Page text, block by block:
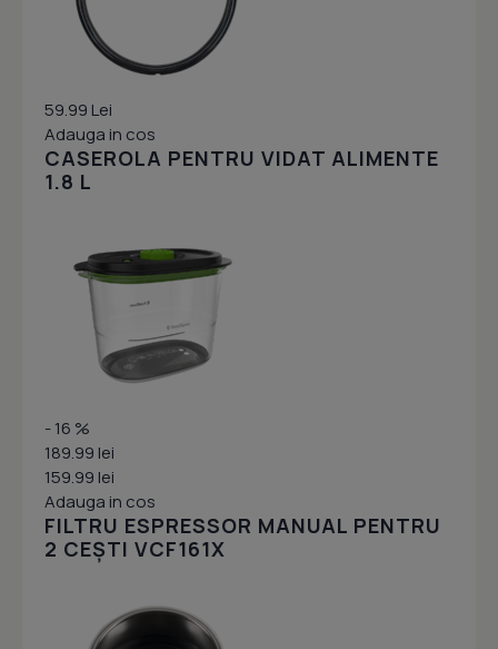
59.99 Lei
Adauga in cos
CASEROLA PENTRU VIDAT ALIMENTE
1.8 L
- 16 %
189.99 lei
159.99 lei
Adauga in cos
FILTRU ESPRESSOR MANUAL PENTRU
2 CEȘTI VCF161X